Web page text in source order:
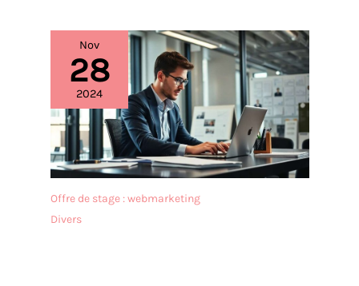
Nov
28
2024
Offre de stage : webmarketing
Divers